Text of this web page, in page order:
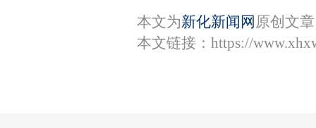
本文为新化新闻网 原创文
本文链接： https://